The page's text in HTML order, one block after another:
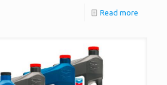
Read more